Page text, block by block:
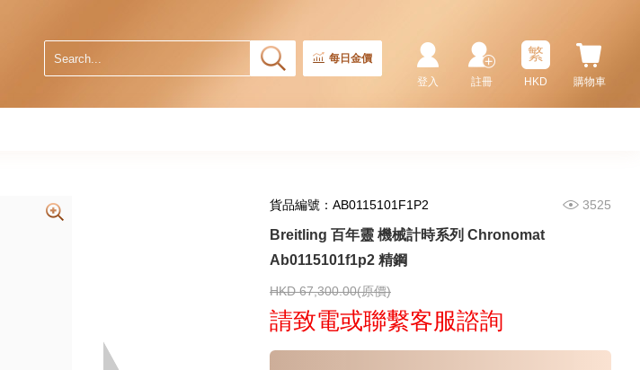
每日金價
購物車
繁
HKD
註冊
登入
貨品編號：AB0115101F1P2 3525
Breitling 百年靈 機械計時系列 Chronomat
Ab0115101f1p2 精鋼
HKD 67,300.00(原價)
請致電或聯繫客服諮詢
Breitling 百年靈 Chronomat